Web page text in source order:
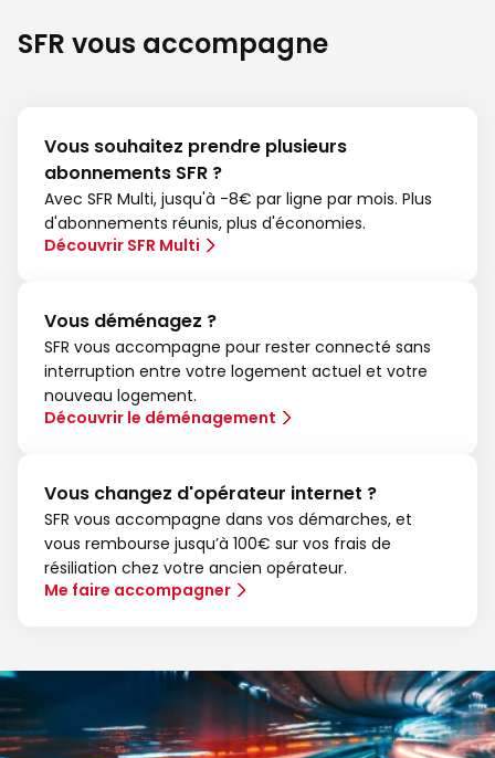
SFR vous accompagne
Vous souhaitez prendre plusieurs
abonnements SFR ?
Avec SFR Multi, jusqu'à -8€ par ligne par mois. Plus
d'abonnements réunis, plus d'économies.
Découvrir SFR Multi
Vous déménagez ?
SFR vous accompagne pour rester connecté sans
interruption entre votre logement actuel et votre
nouveau logement.
Découvrir le déménagement
Vous changez d'opérateur internet ?
SFR vous accompagne dans vos démarches, et
vous rembourse jusqu’à 100€ sur vos frais de
résiliation chez votre ancien opérateur.
Me faire accompagner